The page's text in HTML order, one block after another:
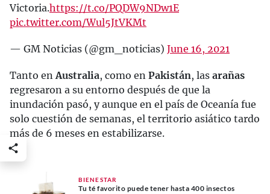
Victoria.https://t.co/PQDW9NDw1E
pic.twitter.com/Wul5JtVKMt
— GM Noticias (@gm_noticias) June 16, 2021
Tanto en Australia, como en Pakistán, las arañas
regresaron a su entorno después de que la
inundación pasó, y aunque en el país de Oceanía fue
solo cuestión de semanas, el territorio asiático tardo
más de 6 meses en estabilizarse.
BIENESTAR
Tu té favorito puede tener hasta 400 insectos